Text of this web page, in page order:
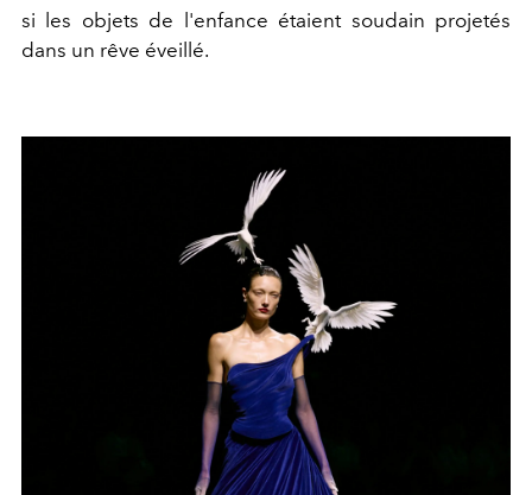
si les objets de l'enfance étaient soudain projetés
dans un rêve éveillé.